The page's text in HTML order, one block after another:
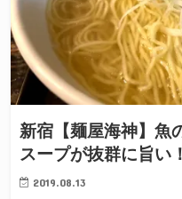
新宿【麺屋海神】魚
スープが抜群に旨い
2019.08.13